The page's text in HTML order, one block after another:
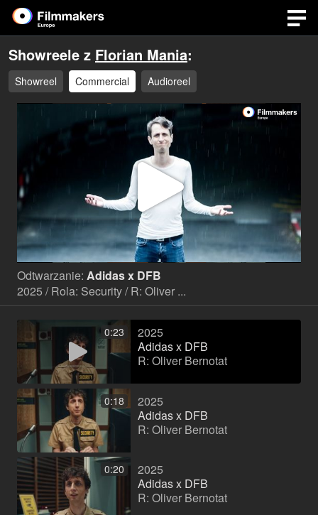
Showreele z Florian Mania:
Showreel Commercial Audioreel
wideo
Odtwarzanie: Adidas x DFB
2025 / Rola: Security / R: Oliver ...
0:23
2025
Adidas x DFB
R: Oliver Bernotat
0:18
2025
Adidas x DFB
R: Oliver Bernotat
0:20
2025
Adidas x DFB
R: Oliver Bernotat